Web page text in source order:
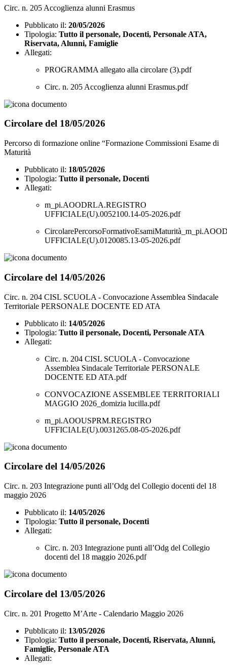
Circ. n. 205 Accoglienza alunni Erasmus
Pubblicato il: 20/05/2026
Tipologia: Tutto il personale, Docenti, Personale ATA,
Riservata, Alunni, Famiglie
Allegati:
PROGRAMMA allegato alla circolare (3).pdf
Circ. n. 205 Accoglienza alunni Erasmus.pdf
Circolare del 18/05/2026
Percorso di formazione online “Formazione Commissioni Esame di
Maturità
Pubblicato il: 18/05/2026
Tipologia: Tutto il personale, Docenti
Allegati:
m_pi.AOODRLA.REGISTRO
UFFICIALE(U).0052100.14-05-2026.pdf
UFFICIALE(U).0120085.13-05-2026.pdf
Circolare del 14/05/2026
Circ. n. 204 CISL SCUOLA - Convocazione Assemblea Sindacale
Territoriale PERSONALE DOCENTE ED ATA
Pubblicato il: 14/05/2026
Tipologia: Tutto il personale, Docenti, Personale ATA
Allegati:
Circ. n. 204 CISL SCUOLA - Convocazione
Assemblea Sindacale Territoriale PERSONALE
DOCENTE ED ATA.pdf
CONVOCAZIONE ASSEMBLEE TERRITORIALI
MAGGIO 2026_domizia lucilla.pdf
m_pi.AOOUSPRM.REGISTRO
UFFICIALE(U).0031265.08-05-2026.pdf
Circolare del 14/05/2026
Circ. n. 203 Integrazione punti all’Odg del Collegio docenti del 18
maggio 2026
Pubblicato il: 14/05/2026
Tipologia: Tutto il personale, Docenti
Allegati:
Circ. n. 203 Integrazione punti all’Odg del Collegio
docenti del 18 maggio 2026.pdf
Circolare del 13/05/2026
Circ. n. 201 Progetto M’Arte - Calendario Maggio 2026
Pubblicato il: 13/05/2026
Tipologia: Tutto il personale, Docenti, Riservata, Alunni,
Famiglie, Personale ATA
Allegati: